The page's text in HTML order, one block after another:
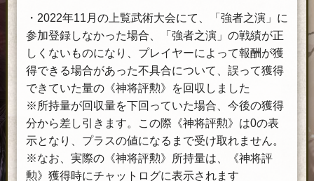
・2022年11月の上覧武術大会にて、「強者之演」に
参加登録しなかった場合、「強者之演」の戦績が正
しくないものになり、プレイヤーによって報酬が獲
得できる場合があった不具合について、誤って獲得
できていた量の《神将評勲》を回収しました
※所持量が回収量を下回っていた場合、今後の獲得
分から差し引きます。この際《神将評勲》は0の表
示となり、プラスの値になるまで受け取れません。
※なお、実際の《神将評勲》所持量は、《神将評
勲》獲得時にチャットログに表示されます